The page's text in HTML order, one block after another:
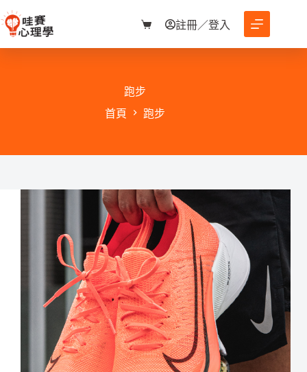
至
購
物
註冊／登入
跑步
首頁
跑步